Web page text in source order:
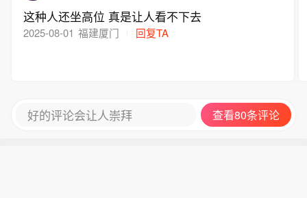
这种人还坐高位 真是让人看不下去
2025-08-01 福建厦门 回复TA
好的评论会让人崇拜 查看80条评论